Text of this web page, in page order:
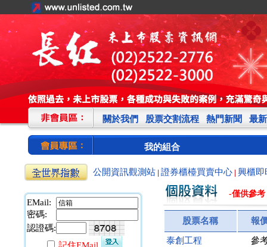
關於我們 股票交割流程 熱門新聞 最
我的組合
公開資訊觀測站 證券櫃檯買賣中心 興櫃即
EMail:
密碼:
認證碼:
-僅供參考
股票名稱 報
泰創工程 參